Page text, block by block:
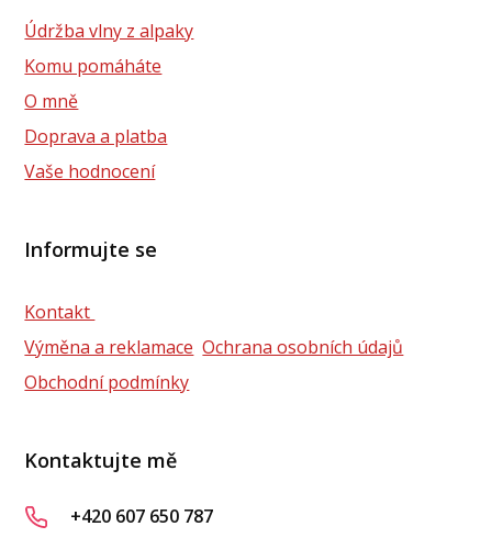
Údržba vlny z alpaky
Komu pomáháte
O mně
Doprava a platba
Vaše hodnocení
Informujte se
Kontakt
Výměna a reklamace Ochrana osobních údajů
Obchodní podmínky
Kontaktujte mě
+420 607 650 787